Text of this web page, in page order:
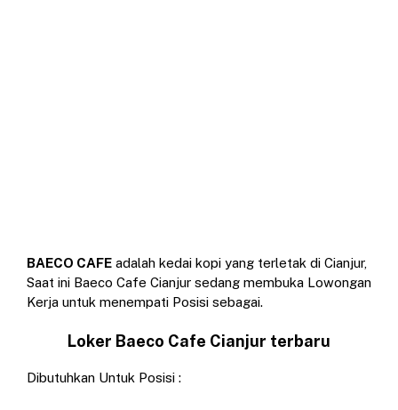
BAECO CAFE adalah kedai kopi yang terletak di Cianjur,
Saat ini Baeco Cafe Cianjur sedang membuka Lowongan
Kerja untuk menempati Posisi sebagai.
Loker Baeco Cafe Cianjur terbaru
Dibutuhkan Untuk Posisi :